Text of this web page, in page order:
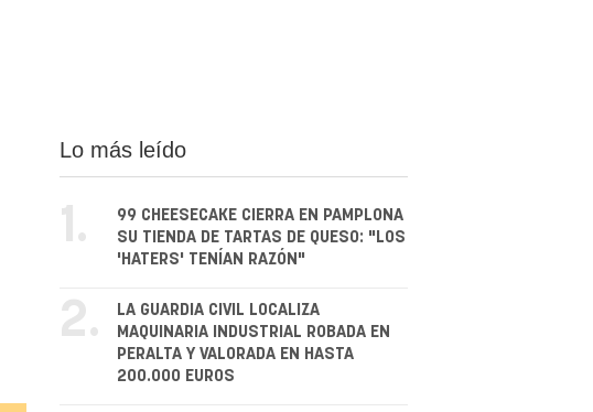
Lo más leído
1.
99 CHEESECAKE CIERRA EN PAMPLONA
SU TIENDA DE TARTAS DE QUESO: "LOS
'HATERS' TENÍAN RAZÓN"
2.
LA GUARDIA CIVIL LOCALIZA
MAQUINARIA INDUSTRIAL ROBADA EN
PERALTA Y VALORADA EN HASTA
200.000 EUROS